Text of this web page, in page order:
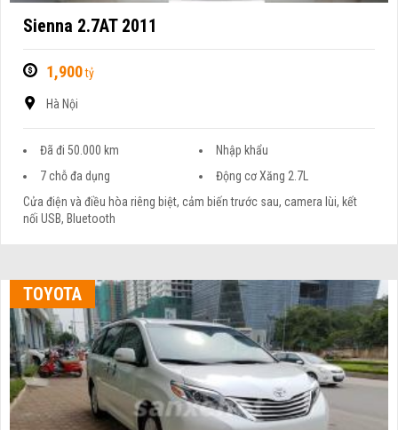
Sienna 2.7AT 2011
1,900tỷ
Hà Nội
Đã đi 50.000 km
Nhập khẩu
7 chỗ đa dụng
Động cơ Xăng 2.7L
Cửa điện và điều hòa riêng biệt, cảm biến trước sau, camera lùi, kết
nối USB, Bluetooth
TOYOTA